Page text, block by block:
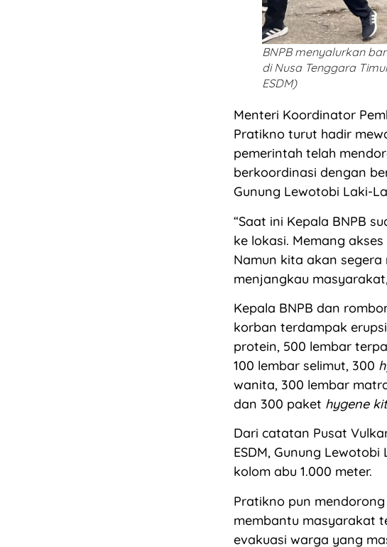
BNPB menyalurkan
di Nusa Tenggara
ESDM)
Menteri Koordinator
Pratikno turut hadir
pemerintah telah
berkoordinasi dengan
Gunung Lewotobi Laki-
“Saat ini Kepala BNPB
ke lokasi. Memang
Namun kita akan
menjangkau
Kepala BNPB dan
korban terdampak
protein, 500 lembar
100 lembar selimut, 300
wanita, 300 lembar
dan 300 paket hygene kit
Dari catatan Pusat
ESDM, Gunung
kolom abu 1.000 meter.
Pratikno pun
membantu masyarakat
evakuasi warga yang